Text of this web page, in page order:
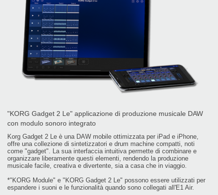
"KORG Gadget 2 Le" applicazione di produzione musicale DAW
con modulo sonoro integrato
Korg Gadget 2 Le è una DAW mobile ottimizzata per iPad e iPhone,
offre una collezione di sintetizzatori e drum machine compatti, noti
come "gadget". La sua interfaccia intuitiva permette di combinare e
organizzare liberamente questi elementi, rendendo la produzione
musicale facile, creativa e divertente, sia a casa che in viaggio.
*"KORG Module" e "KORG Gadget 2 Le" possono essere utilizzati per
espandere i suoni e le funzionalità quando sono collegati all'E1 Air.